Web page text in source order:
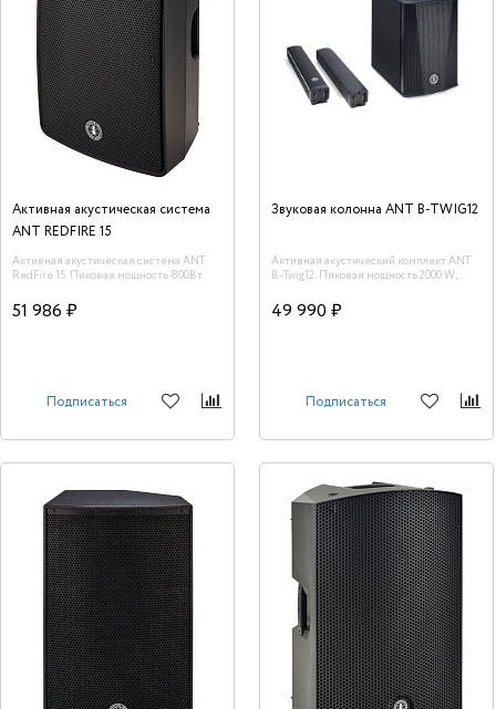
Активная акустическая система
ANT REDFIRE 15
Активная акустическая система ANT
RedFire 15. Пиковая мощность 800Вт
51 986 ₽
Подписаться
Звуковая колонна ANT B-TWIG12
Активная акустический комплект ANT
B-Twig12. Пиковая мощность 2000 W,
49 990 ₽
Подписаться